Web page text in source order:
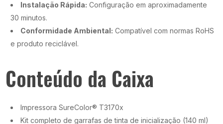
Instalação Rápida: Configuração em aproximadamente
30 minutos.
Conformidade Ambiental: Compatível com normas RoHS
e produto reciclável.
Conteúdo da Caixa
Impressora SureColor® T3170x
Kit completo de garrafas de tinta de inicialização (140 ml)